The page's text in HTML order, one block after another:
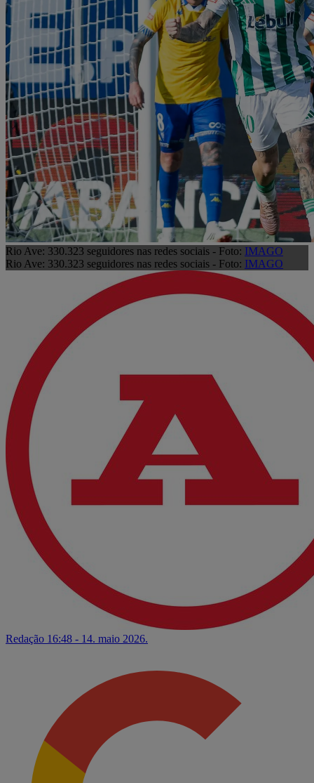
Rio Ave: 330.323 seguidores nas redes sociais - Foto: IMAGO
Rio Ave: 330.323 seguidores nas redes sociais - Foto: IMAGO
Redação 16:48 - 14. maio 2026.